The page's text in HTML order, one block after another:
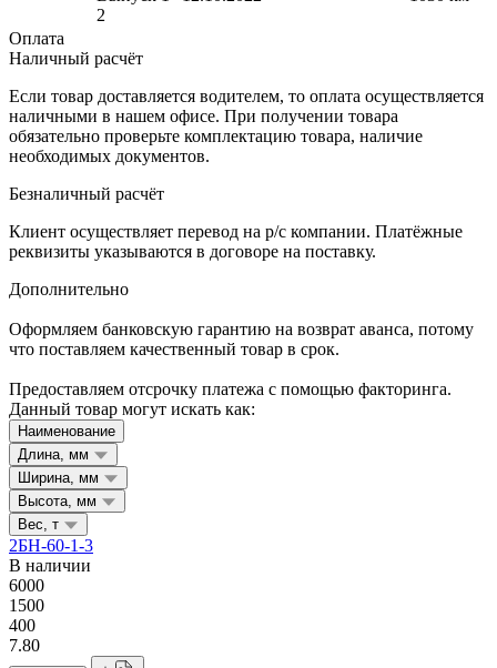
2
Оплата
Наличный расчёт
Если товар доставляется водителем, то оплата осуществляется
наличными в нашем офисе. При получении товара
обязательно проверьте комплектацию товара, наличие
необходимых документов.
Безналичный расчёт
Клиент осуществляет перевод на р/с компании. Платёжные
реквизиты указываются в договоре на поставку.
Дополнительно
Оформляем банковскую гарантию на возврат аванса, потому
что поставляем качественный товар в срок.
Предоставляем отсрочку платежа с помощью факторинга.
Данный товар могут искать как:
Наименование
Длина, мм
Ширина, мм
Высота, мм
Вес, т
2БН-60-1-3
В наличии
6000
1500
400
7.80